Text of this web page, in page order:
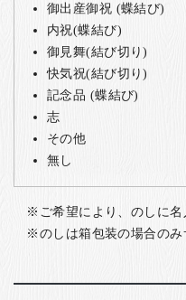
御出産御祝 (蝶結び)
内祝(蝶結び)
御見舞(結び切り)
快気祝(結び切り)
記念品 (蝶結び)
志
その他
無し
ご希望により、のしに名
のしは箱包装の場合のみ